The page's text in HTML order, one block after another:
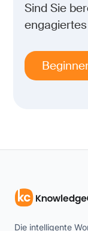
Sind Sie
Die intelligente